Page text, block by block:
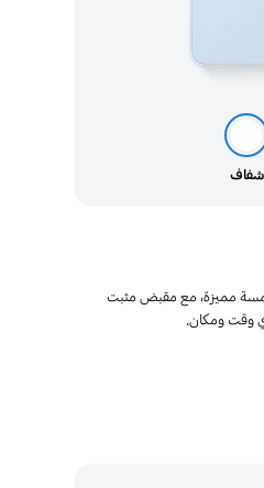
مميزة، مع مقبض مثبت
وقت ومكان.
شفاف